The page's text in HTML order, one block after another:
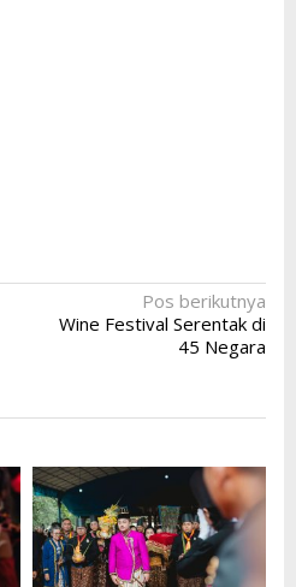
Pos berikutnya
Wine Festival Serentak di
45 Negara